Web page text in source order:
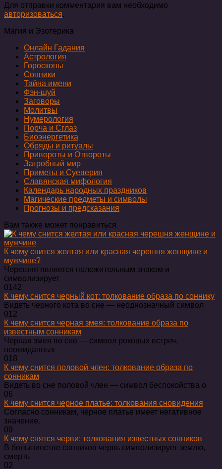
Для отправки комментария вам необходимо
авторизоваться.
Магия и Эзотерика
Онлайн Гадания
Астрология
Гороскопы
Сонники
Тайна имени
Фэн-шуй
Заговоры
Молитвы
Нумерология
Порча и Сглаз
Биоэнергетика
Обряды и ритуалы
Привороты и Отвороты
Загробный мир
Приметы и Суеверия
Славянская мифология
Календарь народных праздников
Магические предметы и символы
Прогнозы и предсказания
Вам также может понравиться
К чему снится желтая или красная черешня женщине и
мужчине?
Черешня является положительным знаком и
символизирует
0142
К чему снится черный кот: толкование образа по соннику
Видеть черного кота во сне — неоднозначный символ
012
К чему снится черная змея: толкование образа по
известным сонникам
Черная змея во сне — символ роковых встреч,
неожиданных
018
К чему снится половой член: толкование образа по
сонникам
Видеть во сне половой член — символ беспокойства о
06
К чему снится черное платье: толкования сновидения
Согласно сонникам, черное платье имеет негативное
значение.
09
К чему снятся черви: толкования известных сонников
В большинстве сонников червь символизирует землю,
смерть
02